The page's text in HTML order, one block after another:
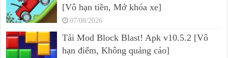
[Vô hạn tiền, Mở khóa xe]
07/08/2026
Tải Mod Block Blast! Apk v10.5.2 [Vô
hạn điểm, Không quảng cáo]